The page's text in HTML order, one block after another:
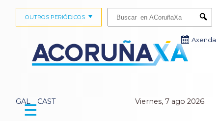
GAL CAST Viernes, 7 ago 2026
OUTROS PERIÓDICOS
Axenda
☰